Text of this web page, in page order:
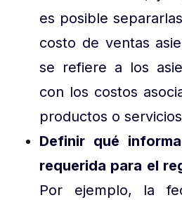
es posible
costo de ventas
se refiere a los
con los costos
productos o
Definir qué
requerida para el
Por ejemplo, la